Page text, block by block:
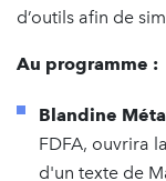
d’outils afin de
Au programme :
Blandine
FDFA, ouvrira
d'un texte de